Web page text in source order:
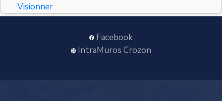
Visionner
Facebook
IntraMuros Crozon